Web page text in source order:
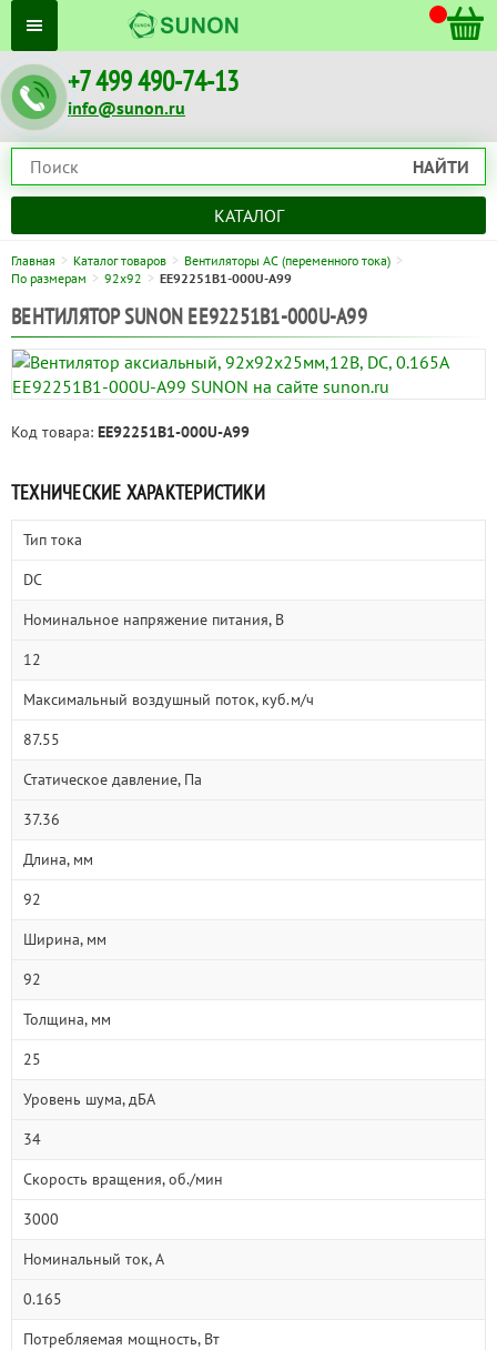
+7 499 490-74-13
info@sunon.ru
НАЙТИ
КАТАЛОГ
Главная Каталог товаров
Вентиляторы AC (переменного тока)
По размерам
92x92 EE92251B1-000U-A99
ВЕНТИЛЯТОР SUNON EE92251B1-000U-A99
Код товара: EE92251B1-000U-A99
ТЕХНИЧЕСКИЕ ХАРАКТЕРИСТИКИ
Тип тока
DC
Номинальное напряжение питания, В
12
Максимальный воздушный поток, куб.м/ч
87.55
Статическое давление, Па
37.36
Длина, мм
92
Ширина, мм
92
Толщина, мм
25
Уровень шума, дБА
34
Скорость вращения, об./мин
3000
Номинальный ток, А
0.165
Потребляемая мощность, Вт